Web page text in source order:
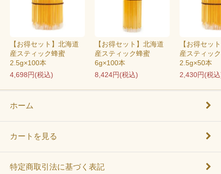
【お得セット】北海道
産スティック蜂蜜
2.5g×100本
4,698円(税込)
【お得セット】北海道
産スティック蜂蜜
6g×100本
8,424円(税込)
【お得セッ
産スティッ
2.5g×50本
2,430円(税
ホーム
カートを見る
特定商取引法に基づく表記